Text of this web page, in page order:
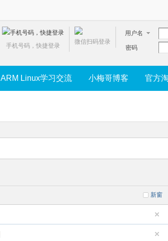
用户名
密码
微信扫码登录
手机号码，快捷登录
ARM Linux学习交流 小梅哥博客 官方
新窗